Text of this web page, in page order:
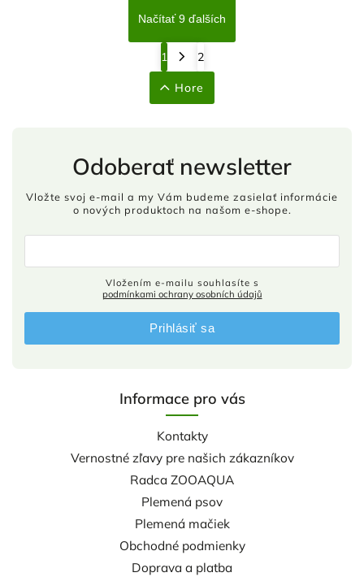
Načítať 9 ďalších
1 2
Hore
Informace pro vás
Kontakty
Vernostné zľavy pre našich zákazníkov
Radca ZOOAQUA
Plemená psov
Plemená mačiek
Obchodné podmienky
Doprava a platba
Odoberať newsletter
Vložte svoj e-mail a my Vám budeme zasielať informácie
o nových produktoch na našom e-shope.
podmínkami ochrany osobních údajů
Prihlásiť sa